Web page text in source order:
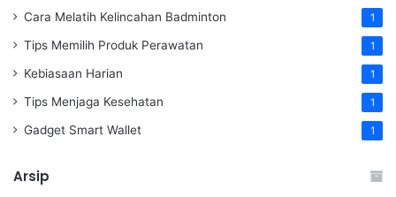
Cara Melatih Kelincahan Badminton 1
Tips Memilih Produk Perawatan 1
Kebiasaan Harian 1
Tips Menjaga Kesehatan 1
Gadget Smart Wallet 1
Arsip